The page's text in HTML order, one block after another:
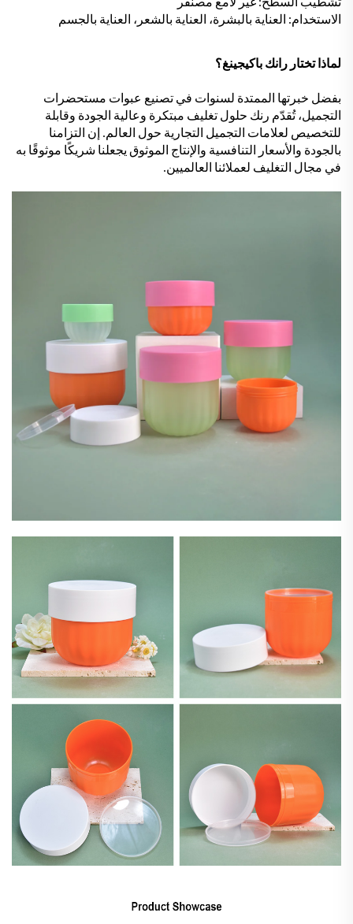
الاستخدام: العناية بالبشرة، العناية بالشعر، العناية بالجسم
لماذا تختار رانك باكيجينغ؟
بفضل خبرتها الممتدة لسنوات في تصنيع عبوات مستحضرات
التجميل، تُقدّم رنك حلول تغليف مبتكرة وعالية الجودة وقابلة
للتخصيص لعلامات التجميل التجارية حول العالم. إن التزامنا
بالجودة والأسعار التنافسية والإنتاج الموثوق يجعلنا شريكًا موثوقًا به
في مجال التغليف لعملائنا العالميين.